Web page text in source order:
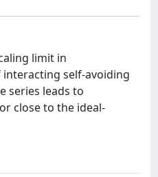
limit in
self-avoiding
series leads to
close to the ideal-